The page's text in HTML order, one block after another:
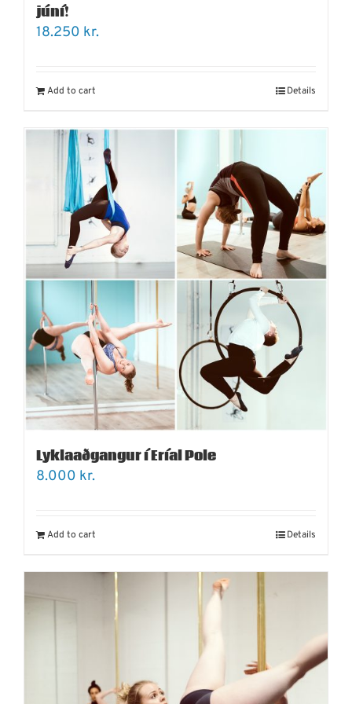
júní!
18.250 kr.
Add to cart Details
Lyklaaðgangur í Eríal Pole
8.000 kr.
Add to cart Details